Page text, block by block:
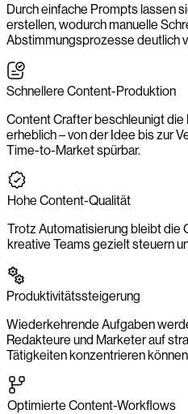
Durch einfache Prompts lassen
erstellen, wodurch manuelle
Abstimmungsprozesse deutlich
Schnellere Content-Produktion
Content Crafter beschleunigt die
erheblich – von der Idee bis zur
Time-to-Market spürbar.
Hohe Content-Qualität
Trotz Automatisierung bleibt die
kreative Teams gezielt steuern
Produktivitätssteigerung
Wiederkehrende Aufgaben
Redakteure und Marketer auf
Tätigkeiten konzentrieren
Optimierte Content-Workflows